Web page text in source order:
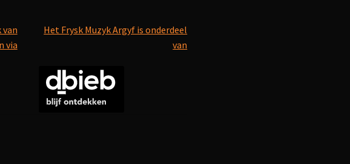
via
Het Frysk Muzyk Argyf is onderdeel
van